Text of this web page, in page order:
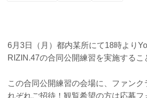
6月3日（月）都内某所にて18時より
RIZIN.47の合同公開練習を実施するこ
この合同公開練習の会場に、ファン
れぞれご招待！観覧希望の方は応募